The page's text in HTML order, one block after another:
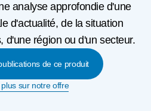
analyse approfondie d'une
d'actualité, de la situation
d'une région ou d'un secteur.
de ce produit
sur notre offre